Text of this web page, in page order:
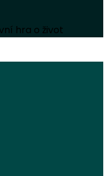
hra o život